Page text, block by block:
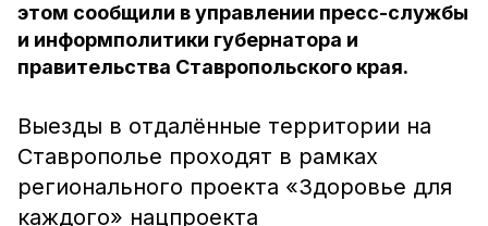
этом сообщили в управлении пресс-службы
и информполитики губернатора и
правительства Ставропольского края.
Выезды в отдалённые территории на
Ставрополье проходят в рамках
регионального проекта «Здоровье для
каждого» нацпроекта